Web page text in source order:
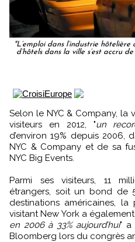
"L’emploi dans l’industrie
d’hôtels dans la ville s’est accru
Selon le NYC & Company, la ville a accueilli 52 millions de
visiteurs en 2012, "un
d’environ 19% depuis
NYC & Company et de sa
NYC Big Events.
Parmi ses visiteurs, 11
étrangers, soit un bond de
destinations américaines,
visitant New York a
en 2006 à 33% aujourd’hui" a
Bloomberg lors du congrès